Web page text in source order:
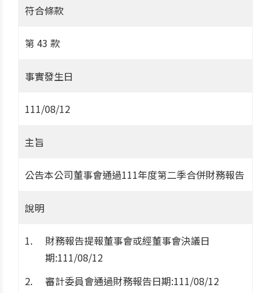
符合條款
第 43 款
事實發生日
111/08/12
主旨
公告本公司董事會通過111年度第二季合併財務報告
說明
財務報告提報董事會或經董事會決議日
期:111/08/12
審計委員會通過財務報告日期:111/08/12